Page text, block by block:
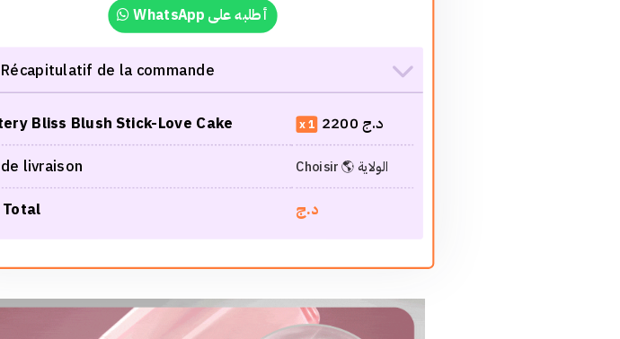
WhatsApp أطلبه على
Récapitulatif de la commande
Bliss Blush Stick-Love Cake 1 2200 د.ج
livraison Choisir 🌎 الولاية
Total د.ج